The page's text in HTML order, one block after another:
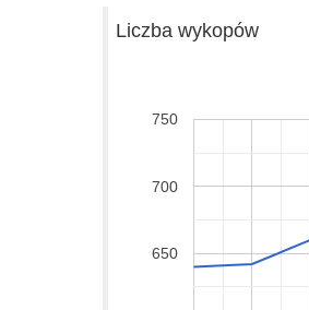
Liczba wykopów
650
700
750